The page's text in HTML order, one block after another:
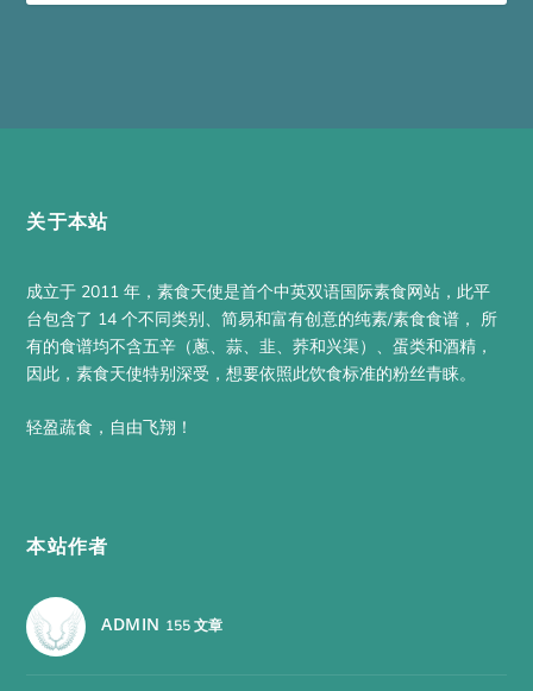
关于本站
成立于 2011 年，素食天使是首个中英双语国际素食网站，此平
台包含了 14 个不同类别、简易和富有创意的纯素/素食食谱， 所
有的食谱均不含五辛（蔥、蒜、韭、荞和兴渠）、蛋类和酒精，
因此，素食天使特别深受，想要依照此饮食标准的粉丝青睐。
轻盈蔬食，自由飞翔！
本站作者
ADMIN 155 文章